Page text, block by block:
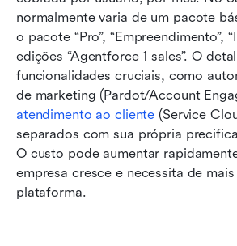
normalmente varia de um pacote
o pacote “Pro”, “Empreendimento”,
edições “Agentforce 1 sales”. O
funcionalidades cruciais, como
atendimento ao cliente (Service
separados com sua própria
O custo pode aumentar
empresa cresce e necessita de
plataforma.